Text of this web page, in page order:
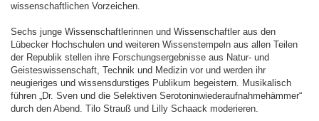
wissenschaftlichen Vorzeichen.
Sechs junge Wissenschaftlerinnen und Wissenschaftler aus den
Lübecker Hochschulen und weiteren Wissenstempeln aus allen Teilen
der Republik stellen ihre Forschungsergebnisse aus Natur- und
Geisteswissenschaft, Technik und Medizin vor und werden ihr
neugieriges und wissensdurstiges Publikum begeistern. Musikalisch
führen „Dr. Sven und die Selektiven Serotoninwiederaufnahmehämmer“
durch den Abend. Tilo Strauß und Lilly Schaack moderieren.